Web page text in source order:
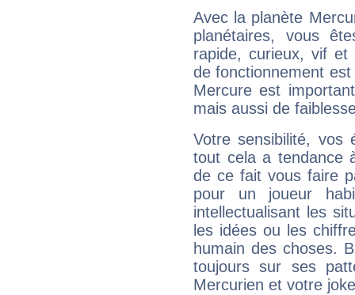
Avec la planète
planétaires, vous
rapide, curieux, vif et
de fonctionnement
Mercure est
mais aussi de
Votre sensibilité,
tout cela a tendance
de ce fait vous faire
pour un joueur
intellectualisant les
les idées ou les
humain des choses.
toujours sur ses
Mercurien et votre